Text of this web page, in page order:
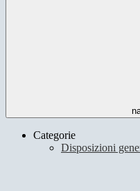
Categorie
Disposizioni